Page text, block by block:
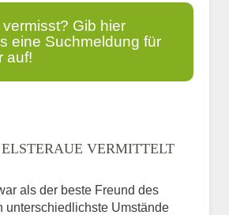
Gib hier
eine Suchmeldung für
auf!
Mail*
VERMITTELT
als der beste Freund des
unterschiedlichste Umstände